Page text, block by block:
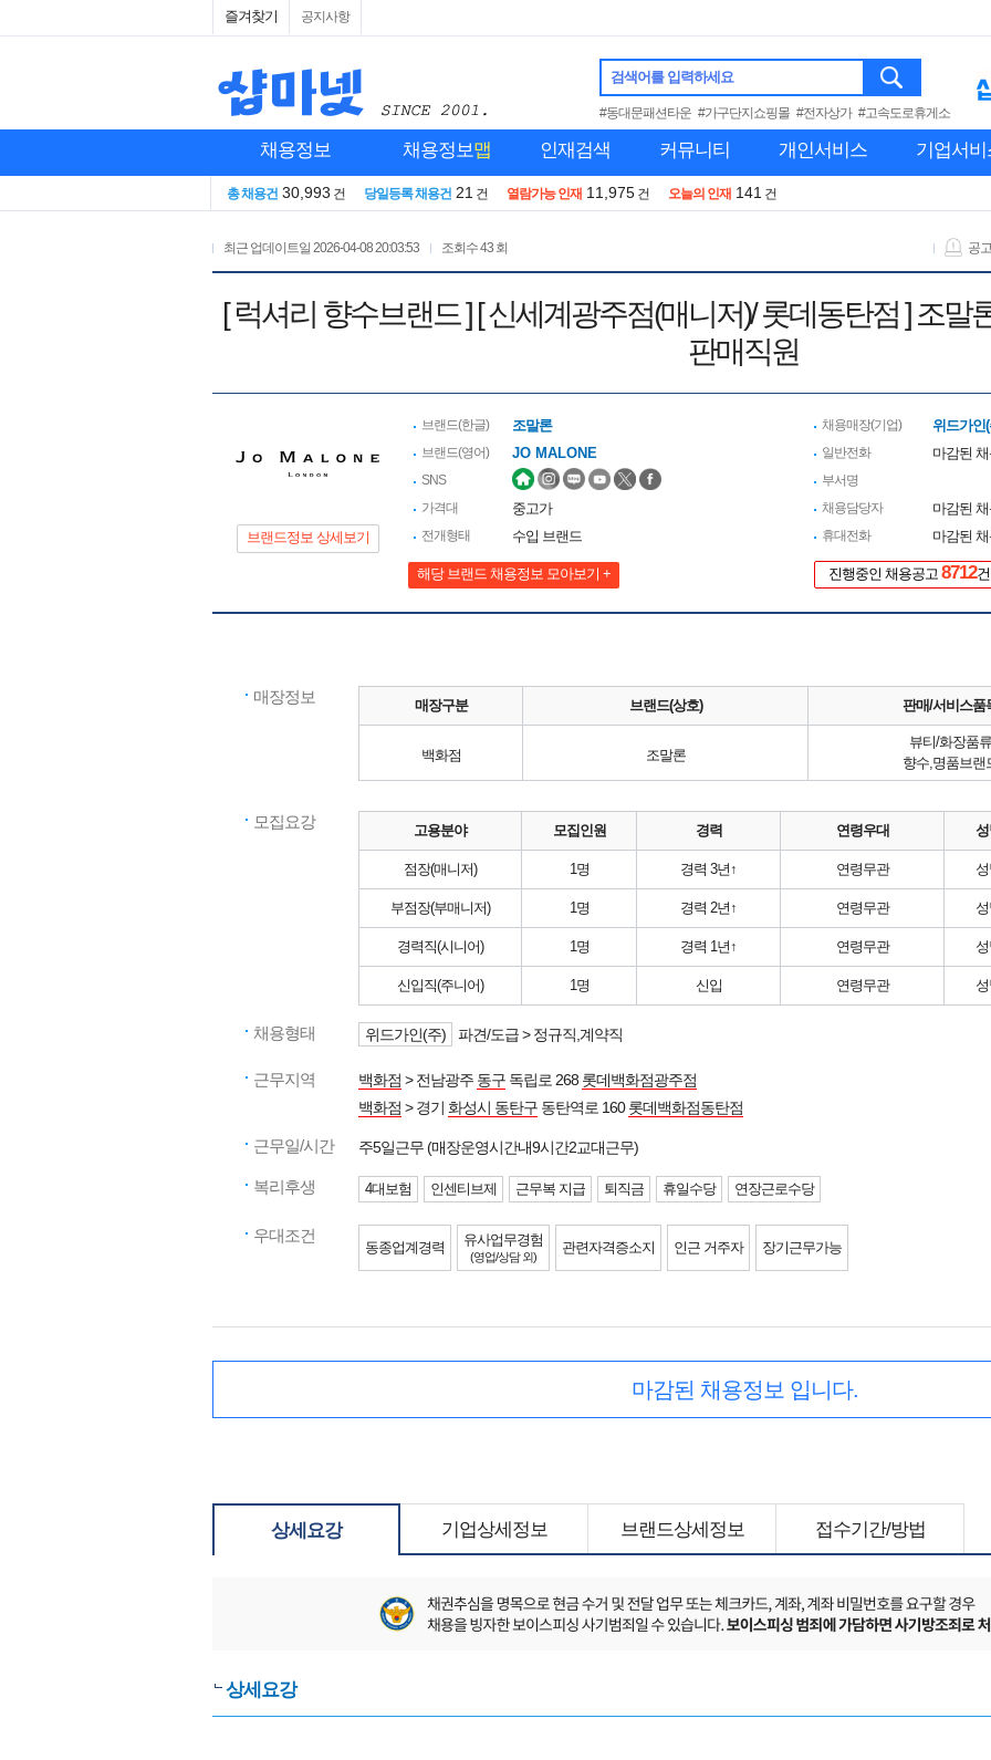
즐겨찾기 공지사항
검색어를 입력하세요
#동대문패션타운 #가구단지쇼핑몰 #전자상가 #고속도로휴게소
채용정보 채용정보맵 인재검색 커뮤니티 개인서비스 기업서비
총 채용건 30,993 건 당일등록 채용건 21 건 열람가능 인재 11,975 건 오늘의 인재 141 건
최근 업데이트일 2026-04-08 20:03:53 조회수43 회 공
[ 럭셔리 향수브랜드 ] [ 신세계광주점(매니저)/ 롯데동탄점 ] 조말
판매직원
브랜드정보 상세보기
브랜드(한글) 조말론
브랜드(영어) JO MALONE
SNS
가격대
중고가
전개형태 수입 브랜드
해당 브랜드 채용정보 모아보기 +
채용매장(기업) 위드가인(
일반전화 마감된
부서명
채용담당자
마감된
휴대전화 마감된
진행중인 채용공고 8712건
매장정보 매장구분 브랜드(상호) 판매/서비스품
백화점 조말론
뷰티/화장품류
향수,명품브랜
모집요강 고용분야 모집인원 경력 연령우대
점장(매니저) 1명 경력 3년↑ 연령무관
부점장(부매니저) 1명 경력 2년↑ 연령무관
경력직(시니어) 1명 경력 1년↑ 연령무관
신입직(주니어) 1명 신입 연령무관
채용형태 위드가인(주) 파견/도급 > 정규직,계약직
근무지역 백화점 > 전남광주 동구 독립로 268 롯데백화점광주점
백화점 > 경기 화성시 동탄구 동탄역로 160롯데백화점동탄점
근무일/시간 주5일근무 (매장운영시간내9시간2교대근무)
복리후생 4대보험 인센티브제 근무복 지급 퇴직금 휴일수당 연장근로수당
우대조건
동종업계경력 유사업무경험
(영업/상담 외)
관련자격증소지 인근 거주자 장기근무가능
마감된 채용정보 입니다.
상세요강 기업상세정보 브랜드상세정보 접수기간/방법
상세요강